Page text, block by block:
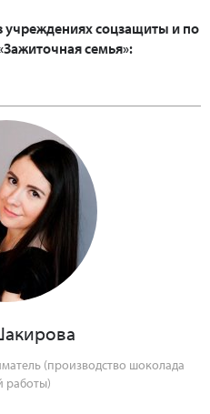
учреждениях соцзащиты и по
семья»:
(производство шоколада
работы)